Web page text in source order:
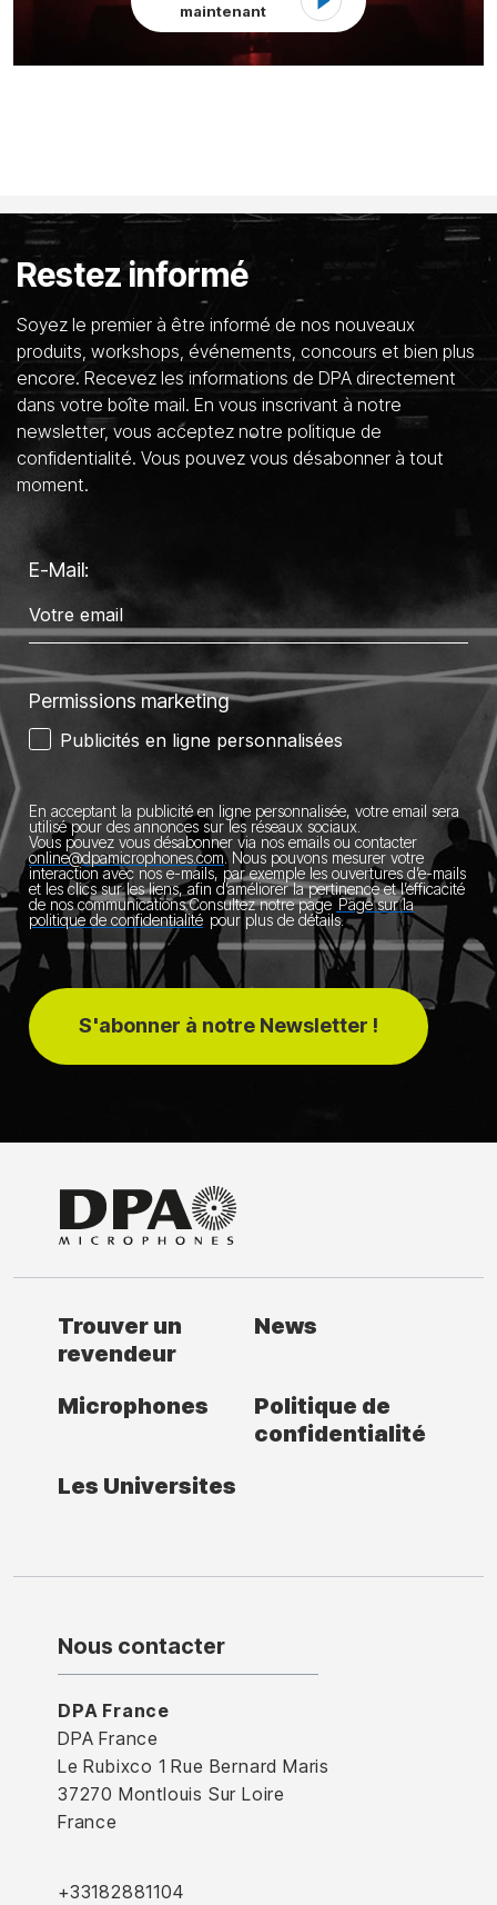
maintenant
Restez informé
Soyez le premier à être informé de nos nouveaux
produits, workshops, événements, concours et bien plus
encore. Recevez les informations de DPA directement
dans votre boîte mail. En vous inscrivant à notre
newsletter, vous acceptez notre politique de
confidentialité. Vous pouvez vous désabonner à tout
moment.
E-Mail:
Permissions marketing
Publicités en ligne personnalisées
En acceptant la publicité en ligne personnalisée, votre email sera
utilisé pour des annonces sur les réseaux sociaux.
Vous pouvez vous désabonner via nos emails ou contacter
online@dpamicrophones.com. Nous pouvons mesurer votre
interaction avec nos e-mails, par exemple les ouvertures d’e-mails
et les clics sur les liens, afin d’améliorer la pertinence et l’efficacité
de nos communications.Consultez notre page Page sur la
politique de confidentialité pour plus de détails.
S'abonner à notre Newsletter !
Trouver un
revendeur
News
Microphones
Politique de
confidentialité
Les Universites
Nous contacter
DPA France
DPA France
Le Rubixco 1 Rue Bernard Maris
37270 Montlouis Sur Loire
France
+33182881104